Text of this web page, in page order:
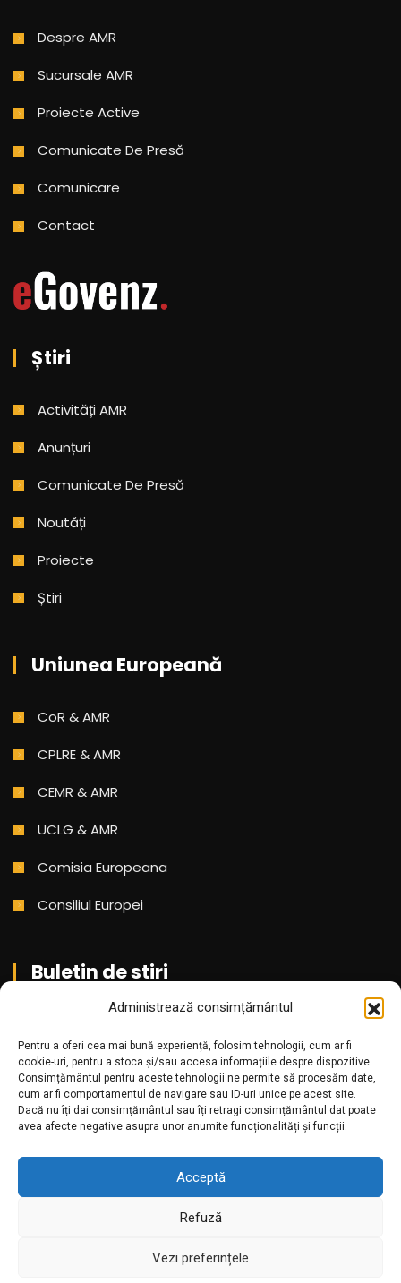
Administrează consimțământul
Pentru a oferi cea mai bună experiență, folosim tehnologii, cum ar fi
cookie-uri, pentru a stoca și/sau accesa informațiile despre dispozitive.
Consimțământul pentru aceste tehnologii ne permite să procesăm date,
cum ar fi comportamentul de navigare sau ID-uri unice pe acest site.
Dacă nu îți dai consimțământul sau îți retragi consimțământul dat poate
avea afecte negative asupra unor anumite funcționalități și funcții.
Acceptă
Refuză
Vezi preferințele
Despre AMR
Sucursale AMR
Proiecte Active
Comunicate De Presă
Comunicare
Contact
Știri
Activități AMR
Anunțuri
Comunicate De Presă
Noutăți
Proiecte
Știri
Uniunea Europeană
CoR & AMR
CPLRE & AMR
CEMR & AMR
UCLG & AMR
Comisia Europeana
Consiliul Europei
Buletin de stiri
Aboneaza-te pentru a primi cele mai noi stiri din partea
noastra!